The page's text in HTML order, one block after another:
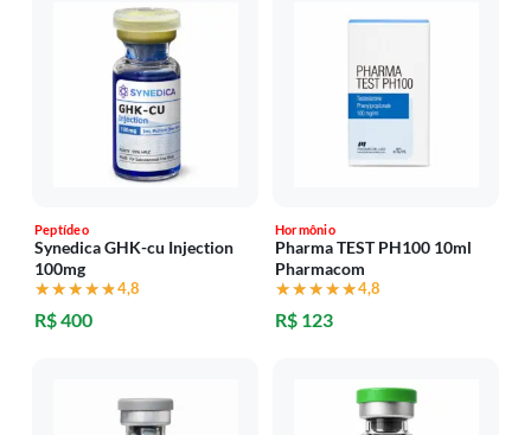
Peptídeo
Synedica GHK-cu Injection
100mg
★★★★★
★★★★★4,8
R$ 400
Hormônio
Pharma TEST PH100 10ml
Pharmacom
★★★★★
★★★★★4,8
R$ 123